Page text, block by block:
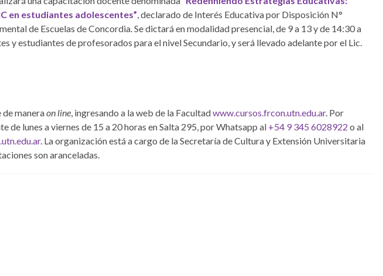
en estudiantes adolescentes” , declarado de Interés Educativa por Disposición N°
de Escuelas de Concordia. Se dictará en modalidad presencial, de 9 a 13 y de 14:30 a
y estudiantes de profesorados para el nivel Secundario, y será llevado adelante por el Lic.
maneraon line, ingresando a la web de la Facultadwww.cursos.frcon.utn.edu.ar. Por
de lunes a viernes de 15 a 20 horas en Salta 295, por Whatsapp al +54 9 345 6028922 o al
. La organización está a cargo de la Secretaría de Cultura y Extensión Universitaria
son aranceladas.